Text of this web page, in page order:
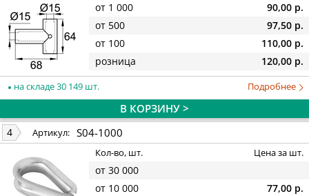
от 1 000
90,00 р.
от 500
97,50 р.
от 100
110,00 р.
розница
120,00 р.
на складе 30 149 шт. Подробнее
В КОРЗИНУ >
4 Артикул: S04-1000
Кол-во, шт. Цена за шт.
от 30 000
от 10 000
77,00 р.